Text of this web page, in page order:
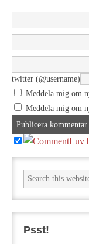
twitter (@username)
Meddela mig om
Meddela mig om
Psst!